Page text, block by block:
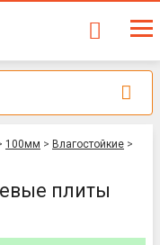
100мм > Влагостойкие >
плиты